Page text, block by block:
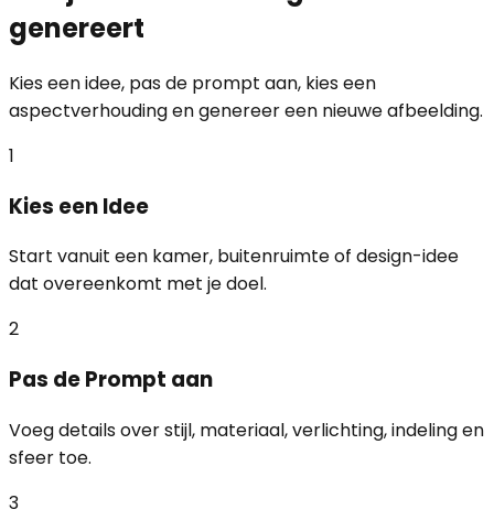
genereert
Kies een idee, pas de prompt aan, kies een
aspectverhouding en genereer een nieuwe afbeelding.
1
Kies een Idee
Start vanuit een kamer, buitenruimte of design-idee
dat overeenkomt met je doel.
2
Pas de Prompt aan
Voeg details over stijl, materiaal, verlichting, indeling en
sfeer toe.
3